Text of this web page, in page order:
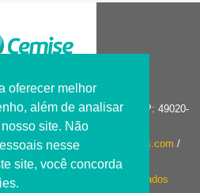
oferecer melhor
além de analisar
site. Não
nesse
site, você concorda
Salgado Filho . Aracaju/SE CEP: 49020-
(79) 3304-1000
sac.cemise@oncoclinicas.com /
dpo@oncoclinicas.com
Privacidade e Tratamento de Dados